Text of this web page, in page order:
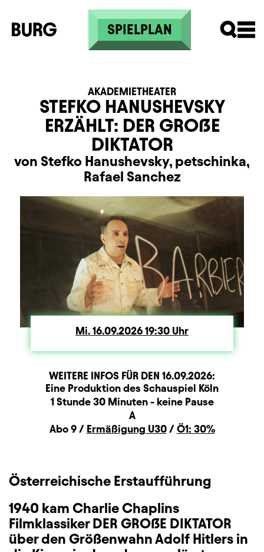
Direkt zum Inhalt
SPIELPLAN
STEFKO HANUSHEVSKY
ERZÄHLT: DER GROẞE
DIKTATOR
AKADEMIETHEATER
von Stefko Hanushevsky, petschinka,
Rafael Sanchez
Mi. Mittwoch
16.09.2026 19:30Uhr
WEITERE INFOS FÜR DEN 16.09.2026:
BeschreibungInformation
Produktionspartner
Eine Produktion des Schauspiel Köln
Dauer und Pausen
1 Stunde 30 Minuten - keine Pause
A
Zusatzinformation
Abo 9 / Ermäßigung U30/ Ö1: 30%
Österreichische Erstaufführung
1940 kam Charlie Chaplins
Filmklassiker DER GROẞE DIKTATOR
über den Größenwahn Adolf Hitlers in